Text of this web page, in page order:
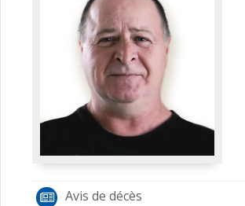
Avis de décès